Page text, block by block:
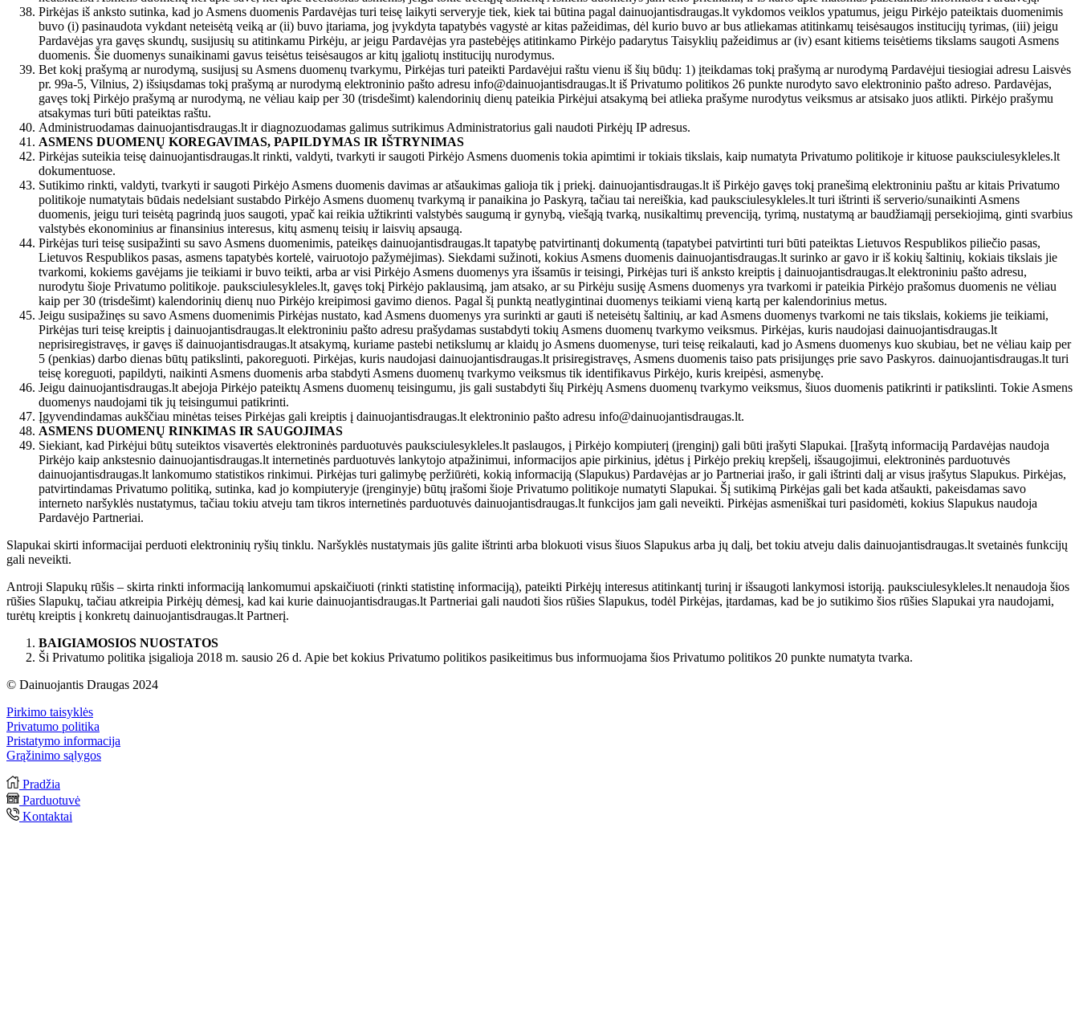
Pirkėjas iš anksto sutinka, kad jo Asmens duomenis Pardavėjas turi teisę laikyti serveryje tiek, kiek tai būtina pagal dainuojantisdraugas.lt vykdomos veiklos ypatumus, jeigu Pirkėjo pateiktais duomenimis
buvo (i) pasinaudota vykdant neteisėtą veiką ar (ii) buvo įtariama, jog įvykdyta tapatybės vagystė ar kitas pažeidimas, dėl kurio buvo ar bus atliekamas atitinkamų teisėsaugos institucijų tyrimas, (iii) jeigu
Pardavėjas yra gavęs skundų, susijusių su atitinkamu Pirkėju, ar jeigu Pardavėjas yra pastebėjęs atitinkamo Pirkėjo padarytus Taisyklių pažeidimus ar (iv) esant kitiems teisėtiems tikslams saugoti Asmens
duomenis. Šie duomenys sunaikinami gavus teisėtus teisėsaugos ar kitų įgaliotų institucijų nurodymus.
Bet kokį prašymą ar nurodymą, susijusį su Asmens duomenų tvarkymu, Pirkėjas turi pateikti Pardavėjui raštu vienu iš šių būdų: 1) įteikdamas tokį prašymą ar nurodymą Pardavėjui tiesiogiai adresu Laisvės
pr. 99a-5, Vilnius, 2) išsiųsdamas tokį prašymą ar nurodymą elektroninio pašto adresu info@dainuojantisdraugas.lt iš Privatumo politikos 26 punkte nurodyto savo elektroninio pašto adreso. Pardavėjas,
gavęs tokį Pirkėjo prašymą ar nurodymą, ne vėliau kaip per 30 (trisdešimt) kalendorinių dienų pateikia Pirkėjui atsakymą bei atlieka prašyme nurodytus veiksmus ar atsisako juos atlikti. Pirkėjo prašymu
atsakymas turi būti pateiktas raštu.
Administruodamas dainuojantisdraugas.lt ir diagnozuodamas galimus sutrikimus Administratorius gali naudoti Pirkėjų IP adresus.
ASMENS DUOMENŲ KOREGAVIMAS, PAPILDYMAS IR IŠTRYNIMAS
Pirkėjas suteikia teisę dainuojantisdraugas.lt rinkti, valdyti, tvarkyti ir saugoti Pirkėjo Asmens duomenis tokia apimtimi ir tokiais tikslais, kaip numatyta Privatumo politikoje ir kituose pauksciulesykleles.lt
dokumentuose.
Sutikimo rinkti, valdyti, tvarkyti ir saugoti Pirkėjo Asmens duomenis davimas ar atšaukimas galioja tik į priekį. dainuojantisdraugas.lt iš Pirkėjo gavęs tokį pranešimą elektroniniu paštu ar kitais Privatumo
politikoje numatytais būdais nedelsiant sustabdo Pirkėjo Asmens duomenų tvarkymą ir panaikina jo Paskyrą, tačiau tai nereiškia, kad pauksciulesykleles.lt turi ištrinti iš serverio/sunaikinti Asmens
duomenis, jeigu turi teisėtą pagrindą juos saugoti, ypač kai reikia užtikrinti valstybės saugumą ir gynybą, viešąją tvarką, nusikaltimų prevenciją, tyrimą, nustatymą ar baudžiamąjį persekiojimą, ginti svarbius
valstybės ekonominius ar finansinius interesus, kitų asmenų teisių ir laisvių apsaugą.
Pirkėjas turi teisę susipažinti su savo Asmens duomenimis, pateikęs dainuojantisdraugas.lt tapatybę patvirtinantį dokumentą (tapatybei patvirtinti turi būti pateiktas Lietuvos Respublikos piliečio pasas,
Lietuvos Respublikos pasas, asmens tapatybės kortelė, vairuotojo pažymėjimas). Siekdami sužinoti, kokius Asmens duomenis dainuojantisdraugas.lt surinko ar gavo ir iš kokių šaltinių, kokiais tikslais jie
tvarkomi, kokiems gavėjams jie teikiami ir buvo teikti, arba ar visi Pirkėjo Asmens duomenys yra išsamūs ir teisingi, Pirkėjas turi iš anksto kreiptis į dainuojantisdraugas.lt elektroniniu pašto adresu,
nurodytu šioje Privatumo politikoje. pauksciulesykleles.lt, gavęs tokį Pirkėjo paklausimą, jam atsako, ar su Pirkėju susiję Asmens duomenys yra tvarkomi ir pateikia Pirkėjo prašomus duomenis ne vėliau
kaip per 30 (trisdešimt) kalendorinių dienų nuo Pirkėjo kreipimosi gavimo dienos. Pagal šį punktą neatlygintinai duomenys teikiami vieną kartą per kalendorinius metus.
Jeigu susipažinęs su savo Asmens duomenimis Pirkėjas nustato, kad Asmens duomenys yra surinkti ar gauti iš neteisėtų šaltinių, ar kad Asmens duomenys tvarkomi ne tais tikslais, kokiems jie teikiami,
Pirkėjas turi teisę kreiptis į dainuojantisdraugas.lt elektroniniu pašto adresu prašydamas sustabdyti tokių Asmens duomenų tvarkymo veiksmus. Pirkėjas, kuris naudojasi dainuojantisdraugas.lt
neprisiregistravęs, ir gavęs iš dainuojantisdraugas.lt atsakymą, kuriame pastebi netikslumų ar klaidų jo Asmens duomenyse, turi teisę reikalauti, kad jo Asmens duomenys kuo skubiau, bet ne vėliau kaip per
5 (penkias) darbo dienas būtų patikslinti, pakoreguoti. Pirkėjas, kuris naudojasi dainuojantisdraugas.lt prisiregistravęs, Asmens duomenis taiso pats prisijungęs prie savo Paskyros. dainuojantisdraugas.lt turi
teisę koreguoti, papildyti, naikinti Asmens duomenis arba stabdyti Asmens duomenų tvarkymo veiksmus tik identifikavus Pirkėjo, kuris kreipėsi, asmenybę.
Jeigu dainuojantisdraugas.lt abejoja Pirkėjo pateiktų Asmens duomenų teisingumu, jis gali sustabdyti šių Pirkėjų Asmens duomenų tvarkymo veiksmus, šiuos duomenis patikrinti ir patikslinti. Tokie Asmens
duomenys naudojami tik jų teisingumui patikrinti.
Įgyvendindamas aukščiau minėtas teises Pirkėjas gali kreiptis į dainuojantisdraugas.lt elektroninio pašto adresu info@dainuojantisdraugas.lt.
ASMENS DUOMENŲ RINKIMAS IR SAUGOJIMAS
Siekiant, kad Pirkėjui būtų suteiktos visavertės elektroninės parduotuvės pauksciulesykleles.lt paslaugos, į Pirkėjo kompiuterį (įrenginį) gali būti įrašyti Slapukai. [Įrašytą informaciją Pardavėjas naudoja
Pirkėjo kaip ankstesnio dainuojantisdraugas.lt internetinės parduotuvės lankytojo atpažinimui, informacijos apie pirkinius, įdėtus į Pirkėjo prekių krepšelį, išsaugojimui, elektroninės parduotuvės
dainuojantisdraugas.lt lankomumo statistikos rinkimui. Pirkėjas turi galimybę peržiūrėti, kokią informaciją (Slapukus) Pardavėjas ar jo Partneriai įrašo, ir gali ištrinti dalį ar visus įrašytus Slapukus. Pirkėjas,
patvirtindamas Privatumo politiką, sutinka, kad jo kompiuteryje (įrenginyje) būtų įrašomi šioje Privatumo politikoje numatyti Slapukai. Šį sutikimą Pirkėjas gali bet kada atšaukti, pakeisdamas savo
interneto naršyklės nustatymus, tačiau tokiu atveju tam tikros internetinės parduotuvės dainuojantisdraugas.lt funkcijos jam gali neveikti. Pirkėjas asmeniškai turi pasidomėti, kokius Slapukus naudoja
Pardavėjo Partneriai.
Slapukai skirti informacijai perduoti elektroninių ryšių tinklu. Naršyklės nustatymais jūs galite ištrinti arba blokuoti visus šiuos Slapukus arba jų dalį, bet tokiu atveju dalis dainuojantisdraugas.lt svetainės funkcijų
gali neveikti.
Antroji Slapukų rūšis – skirta rinkti informaciją lankomumui apskaičiuoti (rinkti statistinę informaciją), pateikti Pirkėjų interesus atitinkantį turinį ir išsaugoti lankymosi istoriją. pauksciulesykleles.lt nenaudoja šios
rūšies Slapukų, tačiau atkreipia Pirkėjų dėmesį, kad kai kurie dainuojantisdraugas.lt Partneriai gali naudoti šios rūšies Slapukus, todėl Pirkėjas, įtardamas, kad be jo sutikimo šios rūšies Slapukai yra naudojami,
turėtų kreiptis į konkretų dainuojantisdraugas.lt Partnerį.
BAIGIAMOSIOS NUOSTATOS
Ši Privatumo politika įsigalioja 2018 m. sausio 26 d. Apie bet kokius Privatumo politikos pasikeitimus bus informuojama šios Privatumo politikos 20 punkte numatyta tvarka.
© Dainuojantis Draugas 2024
Pirkimo taisyklės
Privatumo politika
Pristatymo informacija
Grąžinimo sąlygos
Pradžia
Parduotuvė
Kontaktai